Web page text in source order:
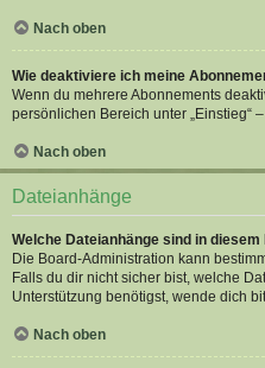
Nach oben
Wie deaktiviere ich meine
Wenn du mehrere Abonnements
persönlichen Bereich unter „Einstieg“
Nach oben
Dateianhänge
Welche Dateianhänge sind in
Die Board-Administration kann
Falls du dir nicht sicher bist, welche
Unterstützung benötigst, wende dich
Nach oben